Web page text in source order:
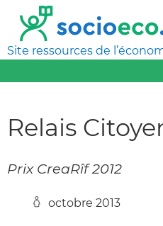
Site ressources de
Relais
Prix CreaRîf 2012
octobre 2013